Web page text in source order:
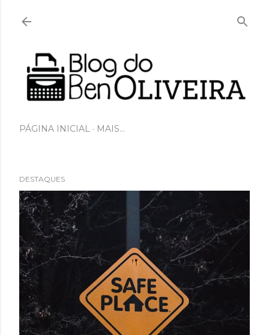
PÁGINA INICIAL MAIS…
DESTAQUES